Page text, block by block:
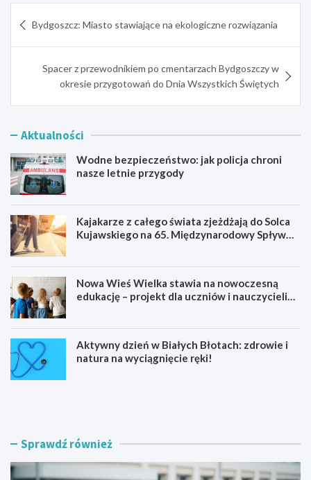
wpisu
Bydgoszcz: Miasto stawiające na ekologiczne rozwiązania
Spacer z przewodnikiem po cmentarzach Bydgoszczy w
okresie przygotowań do Dnia Wszystkich Świętych
Aktualności
Wodne bezpieczeństwo: jak policja chroni
nasze letnie przygody
Kajakarze z całego świata zjeżdżają do Solca
Kujawskiego na 65. Międzynarodowy Spływ
Nowa Wieś Wielka stawia na nowoczesną
edukację – projekt dla uczniów i nauczycieli
Aktywny dzień w Białych Błotach: zdrowie i
natura na wyciągnięcie ręki!
W
b
z
K
a
z
Sprawdź również